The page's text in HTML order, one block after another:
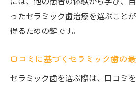
ったセラミック歯治療を選ぶこと
得るための鍵です。
口コミに基づくセラミック歯の
セラミック歯を選ぶ際は、口コミ